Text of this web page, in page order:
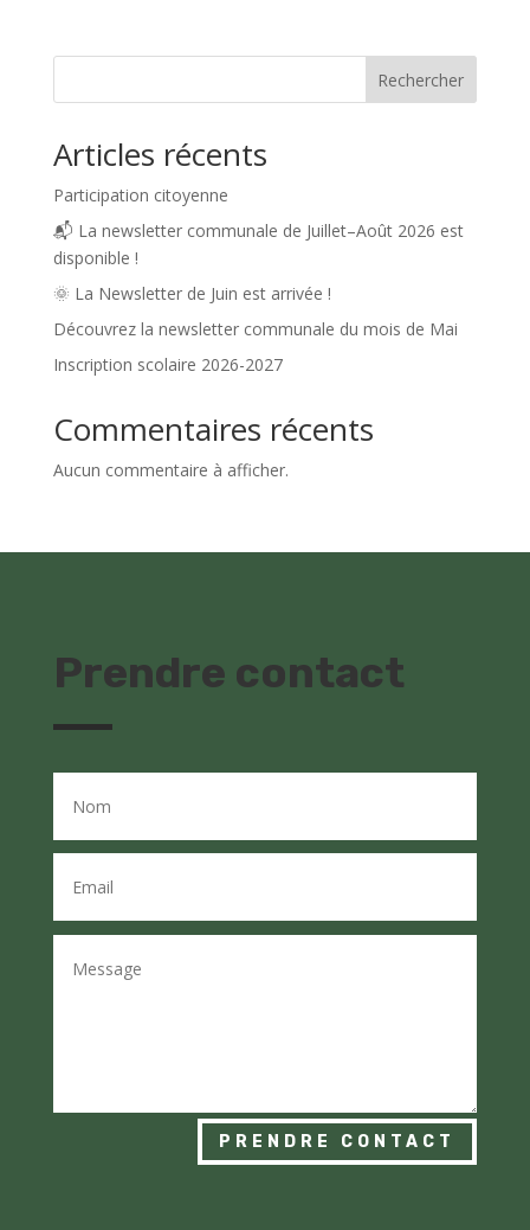
Rechercher
Articles récents
Participation citoyenne
📬 La newsletter communale de Juillet–Août 2026 est
disponible !
🌞 La Newsletter de Juin est arrivée !
Découvrez la newsletter communale du mois de Mai
Inscription scolaire 2026-2027
Commentaires récents
Aucun commentaire à afficher.
Prendre contact
PRENDRE CONTACT